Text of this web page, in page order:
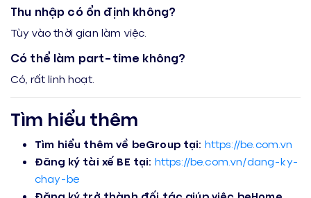
Thu nhập có ổn định không?
Tùy vào thời gian làm việc.
Có thể làm part-time không?
Có, rất linh hoạt.
Tìm hiểu thêm
Tìm hiểu thêm về beGroup tại: https://be.com.vn
Đăng ký tài xế BE tại: https://be.com.vn/dang-ky-
chay-be